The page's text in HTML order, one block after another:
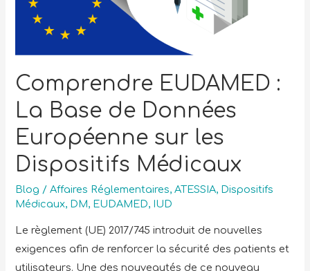
Comprendre EUDAMED :
La Base de Données
Européenne sur les
Dispositifs Médicaux
Blog /Affaires Réglementaires,ATESSIA, Dispositifs
Médicaux, DM, EUDAMED, IUD
Le règlement (UE) 2017/745 introduit de nouvelles
exigences afin de renforcer la sécurité des patients et
utilisateurs. Une des nouveautés de ce nouveau